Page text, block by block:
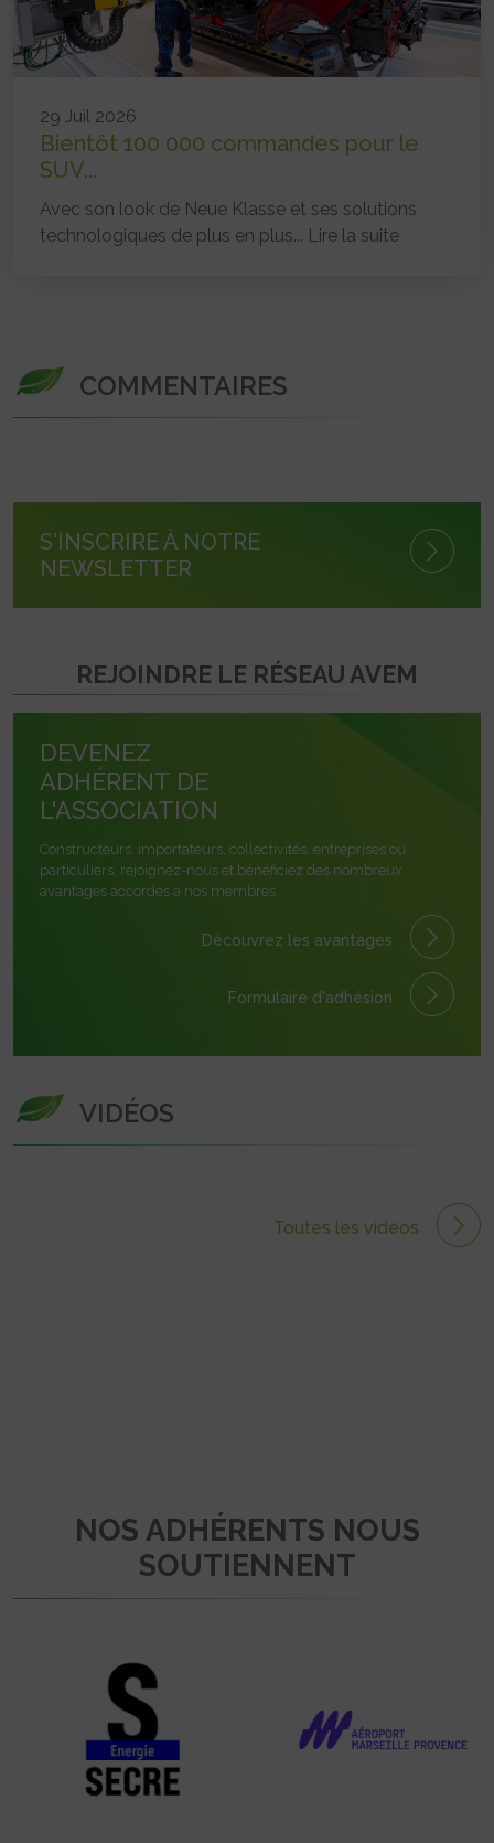
29 Juil 2026
Bientôt 100 000 commandes pour le
SUV...
Avec son look de Neue Klasse et ses solutions
technologiques de plus en plus... Lire la suite
COMMENTAIRES
S'INSCRIRE À NOTRE
NEWSLETTER
REJOINDRE LE RÉSEAU AVEM
DEVENEZ
ADHÉRENT DE
L'ASSOCIATION
Constructeurs, importateurs, collectivités, entreprises ou
particuliers, rejoignez-nous et bénéficiez des nombreux
avantages accordés à nos membres.
Découvrez les avantages
Formulaire d'adhésion
VIDÉOS
Toutes les vidéos
NOS ADHÉRENTS NOUS
SOUTIENNENT